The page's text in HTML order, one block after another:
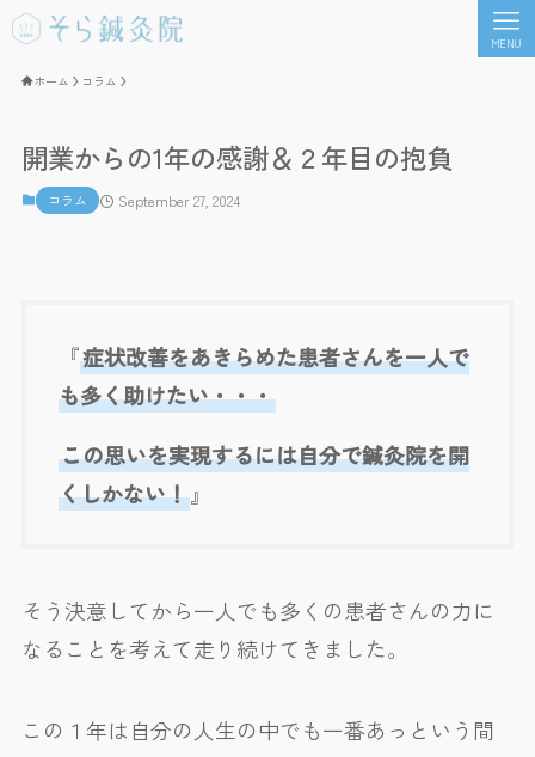
MENU
ホーム コラム
開業からの1年の感謝＆２年目の抱負
コラム September 27, 2024
『症状改善をあきらめた患者さんを一人で
も多く助けたい・・・
この思いを実現するには自分で鍼灸院を開
くしかない！』
そう決意してから一人でも多くの患者さんの力に
なることを考えて走り続けてきました。
この１年は自分の人生の中でも一番あっという間